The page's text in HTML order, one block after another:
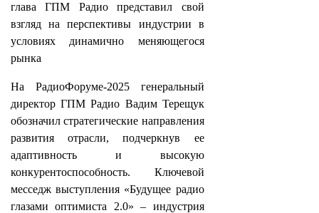
глава ГПМ Радио представил свой
взгляд на перспективы индустрии в
условиях динамично меняющегося
рынка
На РадиоФоруме-2025 генеральный
директор ГПМ Радио Вадим Терещук
обозначил стратегические направления
развития отрасли, подчеркнув ее
адаптивность и высокую
конкурентоспособность. Ключевой
месседж выступления «Будущее радио
глазами оптимиста 2.0» – индустрия